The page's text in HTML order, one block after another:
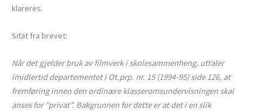
klareres.
Sitat fra brevet:
Når det gjelder bruk av filmverk i skolesammenheng, uttaler
imidlertid departementet i Ot.prp. nr. 15 (1994-95) side 126, at
fremføring innen den ordinære klasseromsundervisningen skal
anses for ”privat”. Bakgrunnen for dette er at det i en slik